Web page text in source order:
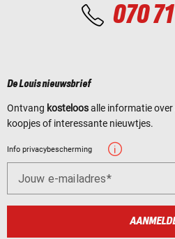
070
De Louis nieuwsbrief
Ontvang kosteloosalle informatie
koopjes of interessante nieuwtjes.
Info privacybescherming
Jouw e-mailadres